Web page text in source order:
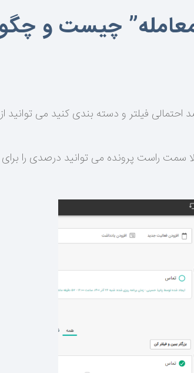
چیست و
فیلتر و دسته بندی کنید می توانید
سمت راست پرونده می توانید درصدی را